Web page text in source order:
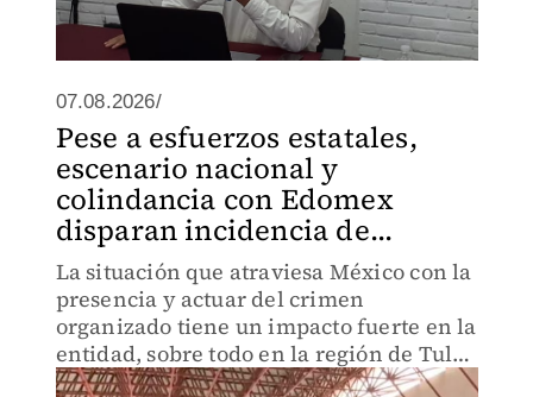
07.08.2026/
Pese a esfuerzos estatales,
escenario nacional y
colindancia con Edomex
disparan incidencia de...
La situación que atraviesa México con la
presencia y actuar del crimen
organizado tiene un impacto fuerte en la
entidad, sobre todo en la región de Tula
y ahora en Villa de Tezontepec